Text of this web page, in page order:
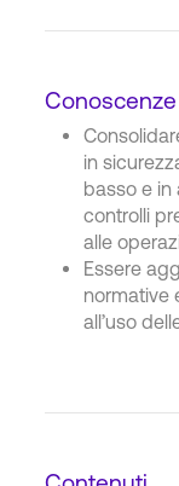
in
basso e in
controlli
alle
Essere
normative
all’uso